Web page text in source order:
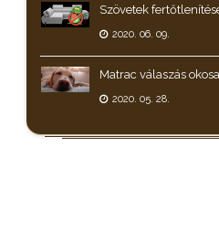
Szövetek
2020. 06. 09.
Matrac válaszás
2020. 05. 28.